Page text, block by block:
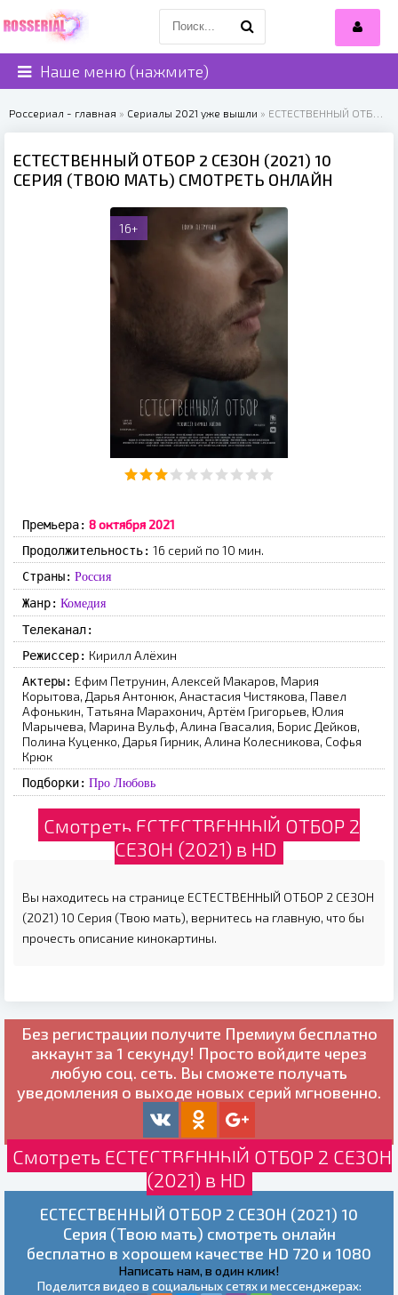
Наше меню (нажмите)
Россериал - главная » Сериалы 2021 уже вышли » ЕСТЕСТВЕННЫЙ ОТБОР 2 СЕЗОН (2021)
ЕСТЕСТВЕННЫЙ ОТБОР 2 СЕЗОН (2021) 10
СЕРИЯ (ТВОЮ МАТЬ) СМОТРЕТЬ ОНЛАЙН
16+
Премьера: 8 октября 2021
Продолжительность: 16 серий по 10 мин.
Страны: Россия
Жанр: Комедия
Телеканал:
Режиссер: Кирилл Алёхин
Актеры: Ефим Петрунин, Алексей Макаров, Мария
Корытова, Дарья Антонюк, Анастасия Чистякова, Павел
Афонькин, Татьяна Марахонич, Артём Григорьев, Юлия
Марычева, Марина Вульф, Алина Гвасалия, Борис Дейков,
Полина Куценко, Дарья Гирник, Алина Колесникова, Софья
Крюк
Подборки: Про Любовь
Смотреть ЕСТЕСТВЕННЫЙ ОТБОР 2
СЕЗОН (2021) в HD
Вы находитесь на странице ЕСТЕСТВЕННЫЙ ОТБОР 2 СЕЗОН
(2021) 10 Серия (Твою мать), вернитесь на главную, что бы
прочесть описание кинокартины.
Без регистрации получите Премиум бесплатно
аккаунт за 1 секунду! Просто войдите через
любую соц. сеть. Вы сможете получать
уведомления о выходе новых серий мгновенно.
Смотреть ЕСТЕСТВЕННЫЙ ОТБОР 2 СЕЗОН
(2021) в HD
ЕСТЕСТВЕННЫЙ ОТБОР 2 СЕЗОН (2021) 10
Серия (Твою мать) смотреть онлайн
бесплатно в хорошем качестве HD 720 и 1080
Написать нам, в один клик!
Поделится видео в социальных сетях и мессенджерах: